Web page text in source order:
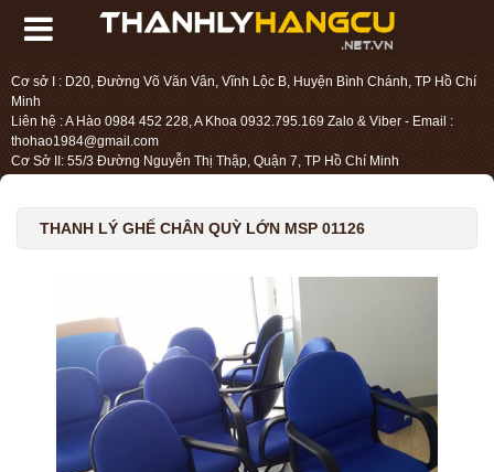
Cơ sở I : D20, Đường Võ Văn Vân, Vĩnh Lộc B, Huyện Bình Chánh, TP Hồ Chí
Minh
Liên hệ : A Hào 0984 452 228, A Khoa 0932.795.169 Zalo & Viber - Email :
thohao1984@gmail.com
Cơ Sở II: 55/3 Đường Nguyễn Thị Thập, Quận 7, TP Hồ Chí Minh
THANH LÝ GHẾ CHÂN QUỲ LỚN MSP 01126